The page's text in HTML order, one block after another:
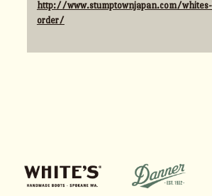
http://www.stumptownjapan.com/
order/